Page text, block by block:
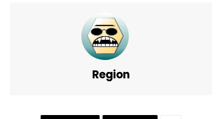
Region